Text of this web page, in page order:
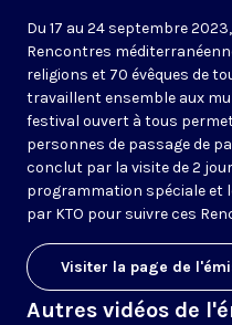
Du 17 au 24 septembre
Rencontres
religions et 70 évêques de
travaillent ensemble aux
festival ouvert à tous
personnes de passage de
conclut par la visite de 2
programmation spéciale et
par KTO pour suivre ces
Visiter la page de
Autres vidéos de